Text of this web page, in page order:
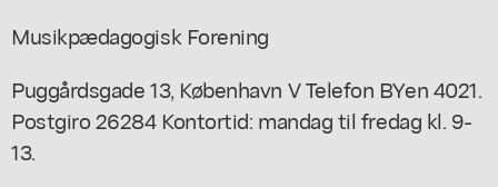
Musikpædagogisk Forening
Puggårdsgade 13, København V Telefon BYen 4021.
Postgiro 26284 Kontortid: mandag til fredag kl. 9-
13.